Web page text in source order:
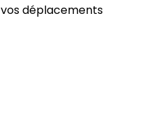
vos déplacements